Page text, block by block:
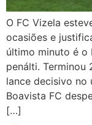
O FC Vizela
ocasiões e
último minuto é o
penálti. Terminou
lance decisivo
Boavista FC
[…]